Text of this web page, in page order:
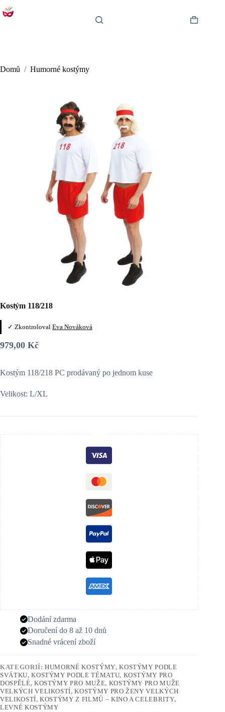
to
Shopping
Domů / Humorné kostýmy
Kostým 118/218
✓ Zkontroloval Eva Nováková
979,00 Kč
Kostým 118/218 PC prodávaný po jednom kuse
Velikost: L/XL
Dodání zdarma
Doručení do 8 až 10 dnů
Snadné vrácení zboží
KATEGORIÍ:HUMORNÉ KOSTÝMY,KOSTÝMY PODLE
SVÁTKU,KOSTÝMY PODLE TÉMATU, KOSTÝMY PRO
DOSPĚLÉ, KOSTÝMY PRO MUŽE, KOSTÝMY PRO MUŽE
VELKÝCH VELIKOSTÍ,KOSTÝMY PRO ŽENY VELKÝCH
VELIKOSTÍ,KOSTÝMY Z FILMŮ – KINO A CELEBRITY,
LEVNÉ KOSTÝMY